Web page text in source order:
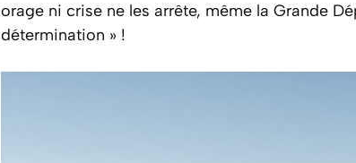
orage ni crise ne les arrête, même la Grande
détermination » !